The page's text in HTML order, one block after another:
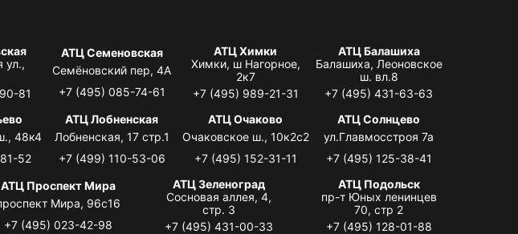
ул.,
81
АТЦ Семеновская
Семёновский пер, 4А
+7 (495) 085-74-61
АТЦ Химки
Химки, ш Нагорное,
2к7
+7 (495) 989-21-31
АТЦ Балашиха
Балашиха, Леоновское
ш. вл.8
+7 (495) 431-63-63
48к4
52
АТЦ Лобненская
Лобненская, 17 стр.1
+7 (499) 110-53-06
АТЦ Очаково
Очаковское ш., 10к2с2
+7 (495) 152-31-11
АТЦ Солнцево
ул.Главмосстроя 7а
+7 (495) 125-38-41
АТЦ Проспект Мира
Мира, 96с16
+7 (495) 023-42-98
АТЦ Зеленоград
Сосновая аллея, 4,
стр. 3
+7 (495) 431-00-33
АТЦ Подольск
пр-т Юных ленинцев
70, стр 2
+7 (495) 128-01-88